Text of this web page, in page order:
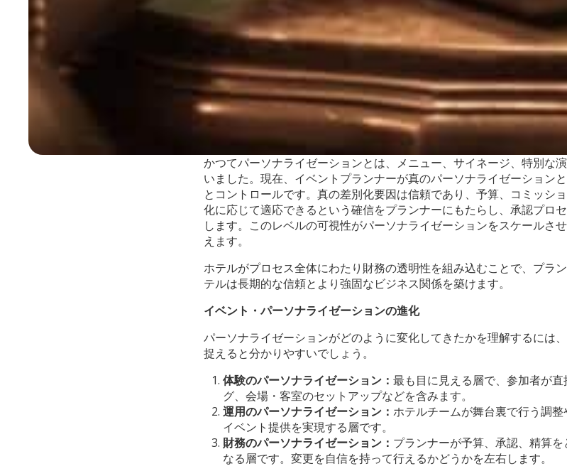
かつてパーソナライゼーションとは、メニュー、サイネージ、特別な
いました。現在、イベントプランナーが真のパーソナライゼーション
とコントロールです。真の差別化要因は信頼であり、予算、コミッシ
化に応じて適応できるという確信をプランナーにもたらし、承認プロ
します。このレベルの可視性がパーソナライゼーションをスケールさ
えます。
ホテルがプロセス全体にわたり財務の透明性を組み込むことで、プラ
テルは長期的な信頼とより強固なビジネス関係を築けます。
イベント・パーソナライゼーションの進化
パーソナライゼーションがどのように変化してきたかを理解するには
捉えると分かりやすいでしょう。
体験のパーソナライゼーション：最も目に見える層で、参加者が
グ、会場・客室のセットアップなどを含みます。
運用のパーソナライゼーション：ホテルチームが舞台裏で行う調
イベント提供を実現する層です。
財務のパーソナライゼーション： プランナーが予算、承認、精算
なる層です。変更を自信を持って行えるかどうかを左右します。